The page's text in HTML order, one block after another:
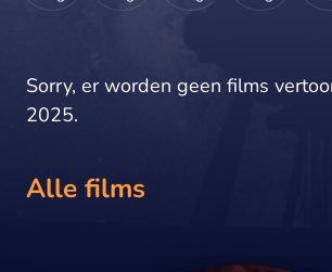
Sorry, er worden geen films
2025.
Alle films